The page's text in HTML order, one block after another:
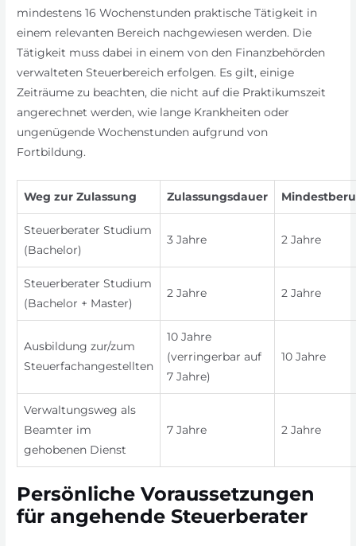
mindestens 16 Wochenstunden praktische Tätigkeit in
einem relevanten Bereich nachgewiesen werden. Die
Tätigkeit muss dabei in einem von den Finanzbehörden
verwalteten Steuerbereich erfolgen. Es gilt, einige
Zeiträume zu beachten, die nicht auf die Praktikumszeit
angerechnet werden, wie lange Krankheiten oder
ungenügende Wochenstunden aufgrund von
Fortbildung.
Weg zur Zulassung Zulassungsdauer
Steuerberater Studium
(Bachelor)
3 Jahre 2 Jahre
Steuerberater Studium
(Bachelor + Master)
2 Jahre 2 Jahre
Ausbildung zur/zum
Steuerfachangestellten
10 Jahre
(verringerbar auf
7 Jahre)
10 Jahre
Verwaltungsweg als
Beamter im
gehobenen Dienst
7 Jahre 2 Jahre
Persönliche Voraussetzungen
für angehende Steuerberater